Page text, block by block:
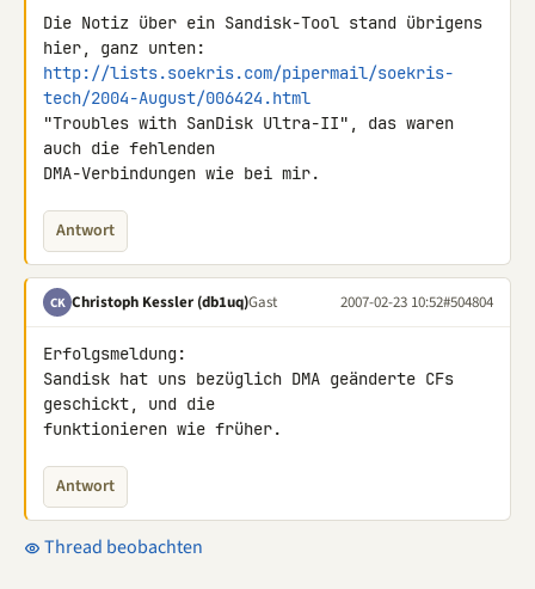
Die Notiz über ein Sandisk-Tool stand übrigens
http://lists.soekris.com/pipermail/soekris-
tech/2004-August/006424.html
"Troubles with SanDisk Ultra-II", das waren
auch die fehlenden
DMA-Verbindungen wie bei mir.
Antwort
CK Christoph Kessler (db1uq)Gast 2007-02-23 10:52#504804
Erfolgsmeldung:
Sandisk hat uns bezüglich DMA geänderte CFs
geschickt, und die
funktionieren wie früher.
Antwort
Thread beobachten